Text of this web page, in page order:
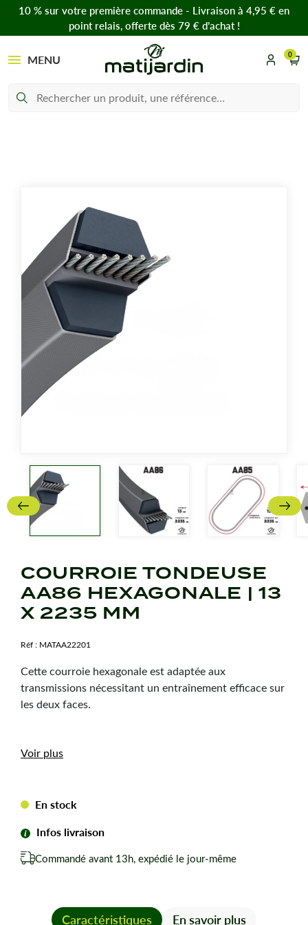
10 % sur votre première commande - Livraison à 4,95 € en
point relais, offerte dès 79 € d’achat !
MENU 0
COURROIE TONDEUSE
AA86 HEXAGONALE | 13
X 2235 MM
Réf : MATAA22201
Cette courroie hexagonale est adaptée aux
transmissions nécessitant un entraînement efficace sur
les deux faces.
Caractéristiques
Dimension :
Type de courroie :
Profil hexagonal adapté aux montages nécessitant
Voir plus
En stock
Infos livraison
Commandé avant 13h, expédié le jour-même
Caractéristiques
En savoir plus